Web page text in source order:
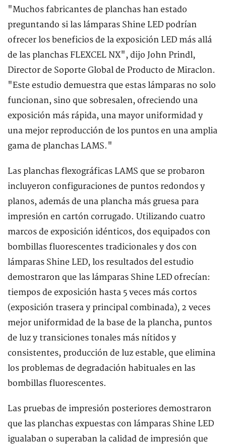
"Muchos fabricantes de planchas han estado
preguntando si las lámparas Shine LED podrían
ofrecer los beneficios de la exposición LED más allá
de las planchas FLEXCEL NX", dijo John Prindl,
Director de Soporte Global de Producto de Miraclon.
"Este estudio demuestra que estas lámparas no solo
funcionan, sino que sobresalen, ofreciendo una
exposición más rápida, una mayor uniformidad y
una mejor reproducción de los puntos en una amplia
gama de planchas LAMS."
Las planchas flexográficas LAMS que se probaron
incluyeron configuraciones de puntos redondos y
planos, además de una plancha más gruesa para
impresión en cartón corrugado. Utilizando cuatro
marcos de exposición idénticos, dos equipados con
bombillas fluorescentes tradicionales y dos con
lámparas Shine LED, los resultados del estudio
demostraron que las lámparas Shine LED ofrecían:
tiempos de exposición hasta 5 veces más cortos
(exposición trasera y principal combinada), 2 veces
mejor uniformidad de la base de la plancha, puntos
de luz y transiciones tonales más nítidos y
consistentes, producción de luz estable, que elimina
los problemas de degradación habituales en las
bombillas fluorescentes.
Las pruebas de impresión posteriores demostraron
que las planchas expuestas con lámparas Shine LED
igualaban o superaban la calidad de impresión que